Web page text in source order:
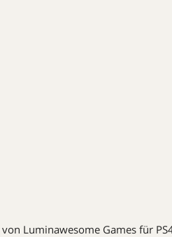
von Luminawesome Games für